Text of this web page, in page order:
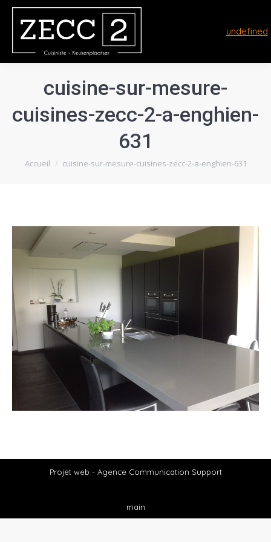
undefined
cuisine-sur-mesure-
cuisines-zecc-2-a-enghien-
631
Vous êtes ici :
Accueil cuisine-sur-mesure-cuisines-zecc-2-a-enghien-631
Projet web - Agence Communication Support
main